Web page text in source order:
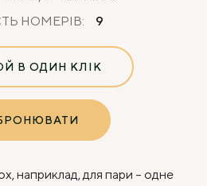
НОМЕРІВ:
9
В ОДИН КЛІК
наприклад, для пари – одне